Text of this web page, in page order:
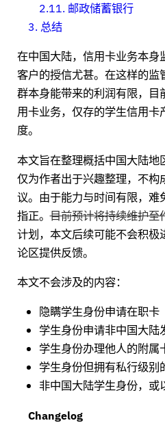
2.11. 邮政储蓄银行
3. 总结
在中国大陆，信用卡业务本身
客户的授信尤甚。在这样的监
群本身能带来的利润有限，目
用卡业务，仅存的学生信用卡
度。
本文旨在整理概括中国大陆地
仅为作者出于兴趣整理，不构
议。由于能力与时间有限，难
指正。目前预计将持续维护至
计划，本文后续可能不会积极
论区提供反馈。
本文不会涉及的内容：
隐瞒学生身份申请在职卡
学生身份申请非中国大陆
学生身份办理他人的附属
学生身份但拥有私行级别
非中国大陆学生身份，或
Changelog